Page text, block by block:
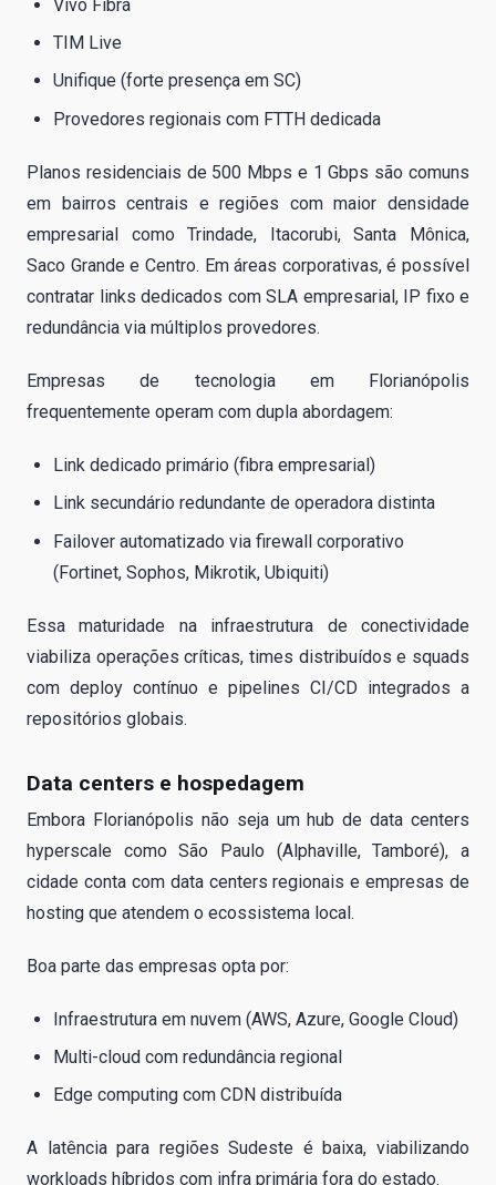
Vivo Fibra
TIM Live
Unifique (forte presença em SC)
Provedores regionais com FTTH dedicada
Planos residenciais de 500 Mbps e 1 Gbps são comuns
em bairros centrais e regiões com maior densidade
empresarial como Trindade, Itacorubi, Santa Mônica,
Saco Grande e Centro. Em áreas corporativas, é possível
contratar links dedicados com SLA empresarial, IP fixo e
redundância via múltiplos provedores.
Empresas de tecnologia em Florianópolis
frequentemente operam com dupla abordagem:
Link dedicado primário (fibra empresarial)
Link secundário redundante de operadora distinta
Failover automatizado via firewall corporativo
(Fortinet, Sophos, Mikrotik, Ubiquiti)
Essa maturidade na infraestrutura de conectividade
viabiliza operações críticas, times distribuídos e squads
com deploy contínuo e pipelines CI/CD integrados a
repositórios globais.
Data centers e hospedagem
Embora Florianópolis não seja um hub de data centers
hyperscale como São Paulo (Alphaville, Tamboré), a
cidade conta com data centers regionais e empresas de
hosting que atendem o ecossistema local.
Boa parte das empresas opta por:
Infraestrutura em nuvem (AWS, Azure, Google Cloud)
Multi-cloud com redundância regional
Edge computing com CDN distribuída
A latência para regiões Sudeste é baixa, viabilizando
workloads híbridos com infra primária fora do estado.